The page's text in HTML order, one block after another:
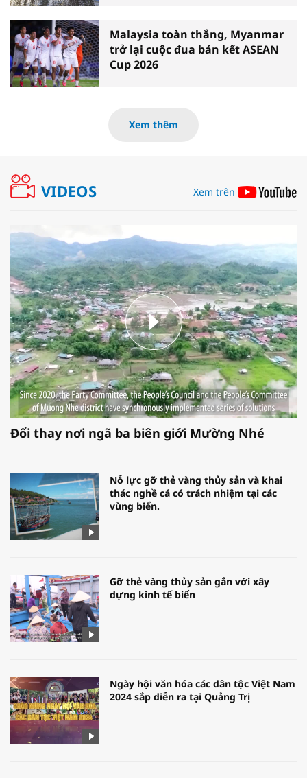
Malaysia toàn thắng, Myanmar
trở lại cuộc đua bán kết ASEAN
Cup 2026
Xem thêm
VIDEOS Xem trên
Đổi thay nơi ngã ba biên giới Mường Nhé
Nỗ lực gỡ thẻ vàng thủy sản và khai
thác nghề cá có trách nhiệm tại các
vùng biển.
Gỡ thẻ vàng thủy sản gắn với xây
dựng kinh tế biển
Ngày hội văn hóa các dân tộc Việt Nam
2024 sắp diễn ra tại Quảng Trị